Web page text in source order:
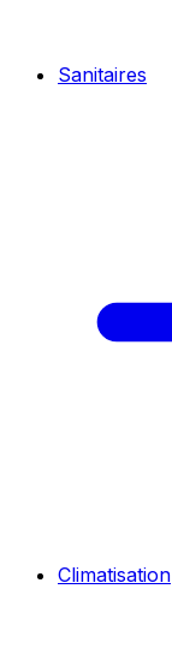
Sanitaires
Climatisation